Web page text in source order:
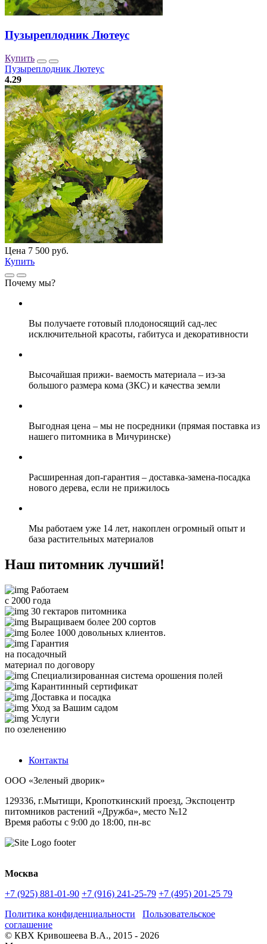
Пузыреплодник Лютеус
Купить
Пузыреплодник Лютеус
4.29
Цена 7 500 руб.
Купить
Почему мы?
Вы получаете готовый плодоносящий сад-лес
исключительной красоты, габитуса и декоративности
Высочайшая прижи- ваемость материала – из-за
большого размера кома (ЗКС) и качества земли
Выгодная цена – мы не посредники (прямая поставка из
нашего питомника в Мичуринске)
Расширенная доп-гарантия – доставка-замена-посадка
нового дерева, если не прижилось
Мы работаем уже 14 лет, накоплен огромный опыт и
база растительных материалов
Наш питомник лучший!
Работаем
с 2000 года
30 гектаров питомника
Выращиваем более 200 сортов
Более 1000 довольных клиентов.
Гарантия
на посадочный
материал по договору
Специализированная система орошения полей
Карантинный сертификат
Доставка и посадка
Уход за Вашим садом
Услуги
по озеленению
Контакты
ООО «Зеленый дворик»
129336, г.Мытищи, Кропоткинский проезд, Экспоцентр
питомников растений «Дружба», место №12
Время работы с 9:00 до 18:00, пн-вс
Москва
+7 (925) 881-01-90 +7 (916) 241-25-79 +7 (495) 201-25 79
Политика конфиденциальности
Пользовательское
соглашение
© КВХ Кривошеева В.А., 2015 - 2026